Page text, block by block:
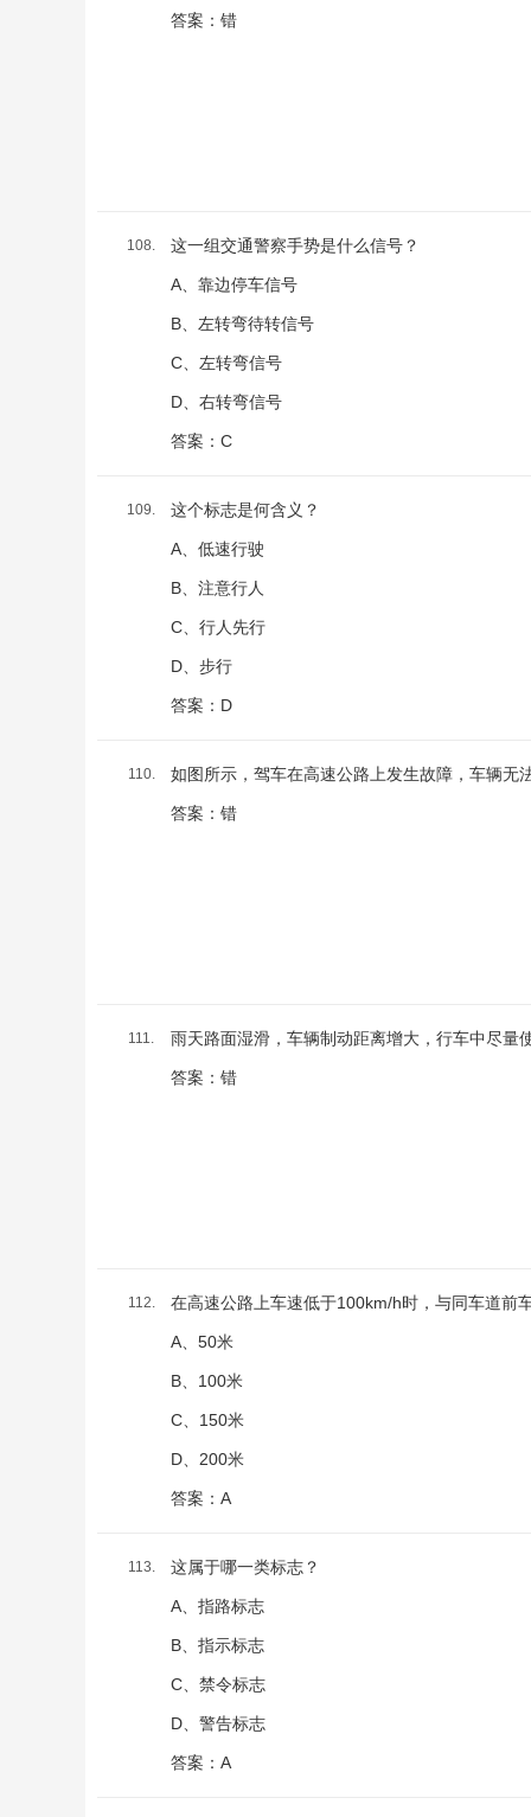
答案：错
108. 这一组交通警察手势是什么信号？
A、靠边停车信号
B、左转弯待转信号
C、左转弯信号
D、右转弯信号
答案：C
109. 这个标志是何含义？
A、低速行驶
B、注意行人
C、行人先行
D、步行
答案：D
110. 如图所示，驾车在高速公路上发生故障，车辆无
答案：错
111. 雨天路面湿滑，车辆制动距离增大，行车中尽量
答案：错
112. 在高速公路上车速低于100km/h时，与同车道前
A、50米
B、100米
C、150米
D、200米
答案：A
113. 这属于哪一类标志？
A、指路标志
B、指示标志
C、禁令标志
D、警告标志
答案：A